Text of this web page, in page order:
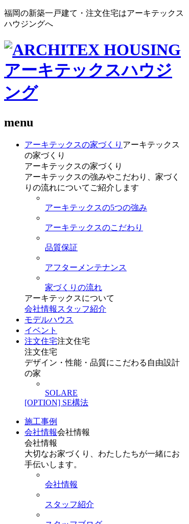
福岡の新築一戸建て・注文住宅はアーキテックス
ハウジングへ
menu
アーキテックスの家づくり アーキテックス
の家づくり
アーキテックスの家づくり
アーキテックスの強みやこだわり、家づく
りの流れについてご紹介します
アーキテックスの5つの強み
アーキテックスのこだわり
品質保証
アフターメンテナンス
家づくりの流れ
アーキテックスについて
会社情報 スタッフ紹介
モデルハウス
イベント
注文住宅注文住宅
注文住宅
デザイン・性能・品質にこだわる自由設計
の家
SOLARE
[OPTION] SE構法
施工事例
会社情報会社情報
会社情報
大切なお家づくり、わたしたちが一緒にお
手伝いします。
会社情報
スタッフ紹介